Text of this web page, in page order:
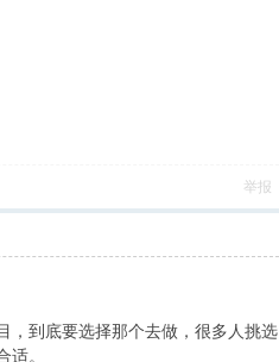
举报
，到底要选择那个去做，很多人挑选
。